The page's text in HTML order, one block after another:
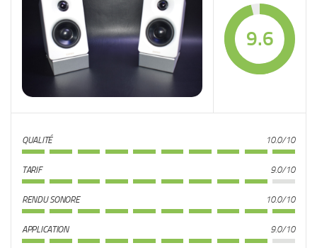
9.6
QUALITÉ 10.0/10
TARIF 9.0/10
RENDU SONORE 10.0/10
APPLICATION 9.0/10